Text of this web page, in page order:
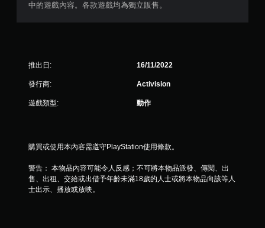
中的遊戲內容。各款遊戲均為獨立販售。
推出日: 16/11/2022
發行商: Activision
遊戲類型: 動作
購買或使用本內容需遵守PlayStation使用條款。
警告： 本物品內容可能令人反感；不可將本物品派發、傳閱、出
售、出租、交給或出借予年齡未滿18歲的人士或將本物品向該等人
士出示、播放或放映。